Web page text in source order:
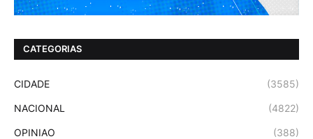
CATEGORIAS
CIDADE (3585)
NACIONAL (4822)
OPINIAO (388)